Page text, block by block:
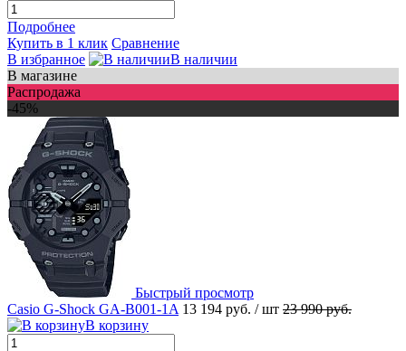
Подробнее
Купить в 1 клик Сравнение
В избранное
В наличии
В магазине
Распродажа
-45%
Быстрый просмотр
Casio G-Shock GA-B001-1A 13 194 руб. / шт 23 990 руб.
В корзину